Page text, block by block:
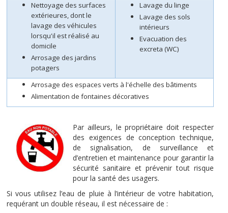
Nettoyage des surfaces
extérieures, dont le
lavage des véhicules
lorsqu'il est réalisé au
domicile
Arrosage des jardins
potagers
Lavage du linge
Lavage des sols
intérieurs
Evacuation des
excreta (WC)
Arrosage des espaces verts à l'échelle des bâtiments
Alimentation de fontaines décoratives
Par ailleurs, le propriétaire doit respecter
des exigences de conception technique,
de signalisation, de surveillance et
d’entretien et maintenance pour garantir la
sécurité sanitaire et prévenir tout risque
pour la santé des usagers.
Si vous utilisez l’eau de pluie à l’intérieur de votre habitation,
requérant un double réseau, il est nécessaire de :